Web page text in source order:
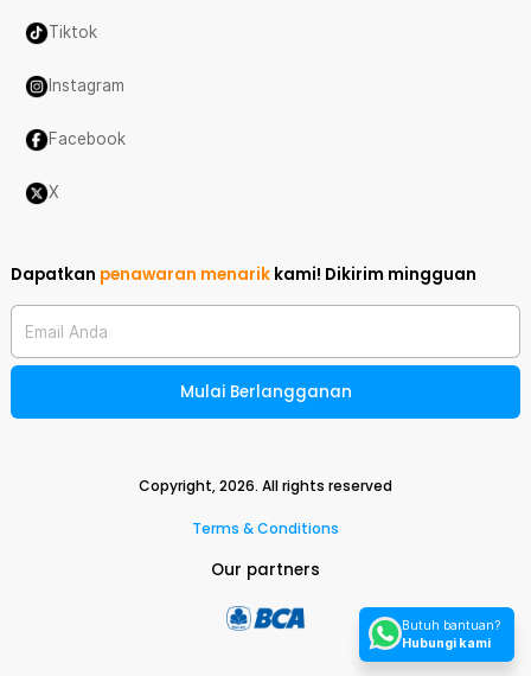
Tiktok
Instagram
Facebook
X
Dapatkan penawaran menarik kami! Dikirim mingguan
Email Anda
Mulai Berlangganan
Copyright,2026. All rights reserved
Terms & Conditions
Our partners
Butuh bantuan?
Hubungi kami